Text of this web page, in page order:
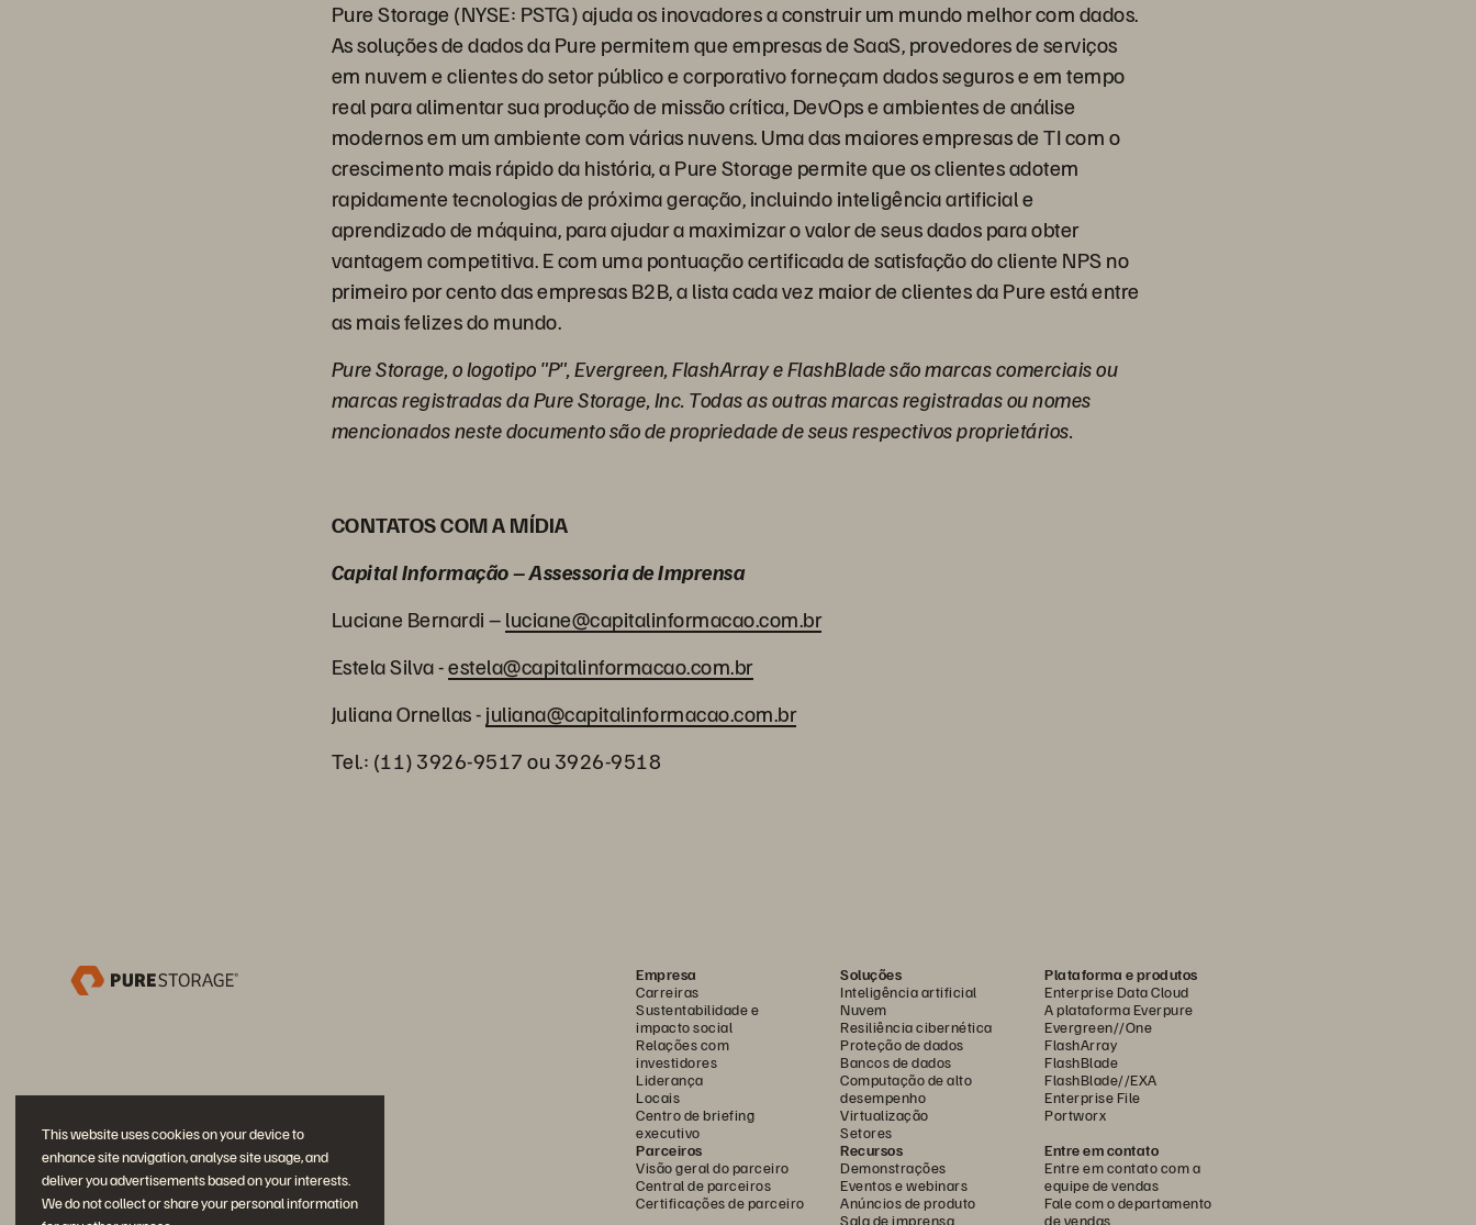
This website uses cookies on your device to
enhance site navigation, analyse site usage, and
deliver you advertisements based on your interests.
We do not collect or share your personal information
Pure Storage (NYSE: PSTG) ajuda os inovadores a construir um mundo melhor com dados.
As soluções de dados da Pure permitem que empresas de SaaS, provedores de serviços
em nuvem e clientes do setor público e corporativo forneçam dados seguros e em tempo
real para alimentar sua produção de missão crítica, DevOps e ambientes de análise
modernos em um ambiente com várias nuvens. Uma das maiores empresas de TI com o
crescimento mais rápido da história, a Pure Storage permite que os clientes adotem
rapidamente tecnologias de próxima geração, incluindo inteligência artificial e
aprendizado de máquina, para ajudar a maximizar o valor de seus dados para obter
vantagem competitiva. E com uma pontuação certificada de satisfação do cliente NPS no
primeiro por cento das empresas B2B, a lista cada vez maior de clientes da Pure está entre
as mais felizes do mundo.
Pure Storage, o logotipo "P", Evergreen, FlashArray e FlashBlade são marcas comerciais ou
marcas registradas da Pure Storage, Inc. Todas as outras marcas registradas ou nomes
mencionados neste documento são de propriedade de seus respectivos proprietários.
CONTATOS COM A MÍDIA
Capital Informação – Assessoria de Imprensa
Luciane Bernardi –luciane@capitalinformacao.com.br
Estela Silva -estela@capitalinformacao.com.br
Juliana Ornellas -juliana@capitalinformacao.com.br
Tel.: (11) 3926-9517 ou 3926-9518
Empresa
Carreiras
Sustentabilidade e
impacto social
Relações com
investidores
Liderança
Locais
Centro de briefing
executivo
Soluções
Inteligência artificial
Nuvem
Resiliência cibernética
Proteção de dados
Bancos de dados
Computação de alto
desempenho
Virtualização
Setores
Plataforma e produtos
Enterprise Data Cloud
A plataforma Everpure
Evergreen//One
FlashArray
FlashBlade
FlashBlade//EXA
Enterprise File
Portworx
Parceiros
Visão geral do parceiro
Central de parceiros
Certificações de parceiro
Recursos
Demonstrações
Eventos e webinars
Anúncios de produto
Sala de imprensa
Entre em contato
Entre em contato com a
equipe de vendas
Fale com o departamento
de vendas